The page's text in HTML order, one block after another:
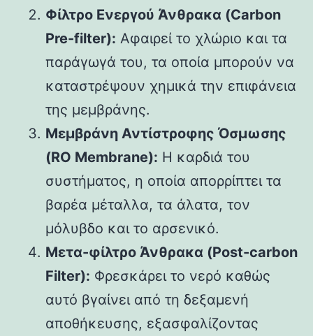
Φίλτρο Ενεργού Άνθρακα (Carbon
Pre-filter): Αφαιρεί το χλώριο και τα
παράγωγά του, τα οποία μπορούν να
καταστρέψουν χημικά την επιφάνεια
της μεμβράνης.
Μεμβράνη Αντίστροφης Όσμωσης
(RO Membrane): Η καρδιά του
συστήματος, η οποία απορρίπτει τα
βαρέα μέταλλα, τα άλατα, τον
μόλυβδο και το αρσενικό.
Μετα-φίλτρο Άνθρακα (Post-carbon
Filter): Φρεσκάρει το νερό καθώς
αυτό βγαίνει από τη δεξαμενή
αποθήκευσης, εξασφαλίζοντας